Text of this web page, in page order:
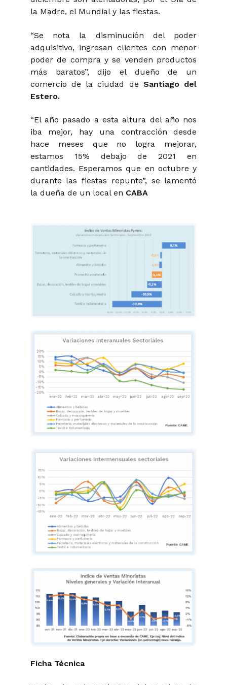
la Madre, el Mundial y las fiestas.
“Se nota la disminución del poder
adquisitivo, ingresan clientes con menor
poder de compra y se venden productos
más baratos”, dijo el dueño de un
comercio de la ciudad de Santiago del
Estero.
“El año pasado a esta altura del año nos
iba mejor, hay una contracción desde
hace meses que no logra mejorar,
estamos 15% debajo de 2021 en
cantidades. Esperamos que en octubre y
durante las fiestas repunte”, se lamentó
la dueña de un local en CABA
Ficha Técnica